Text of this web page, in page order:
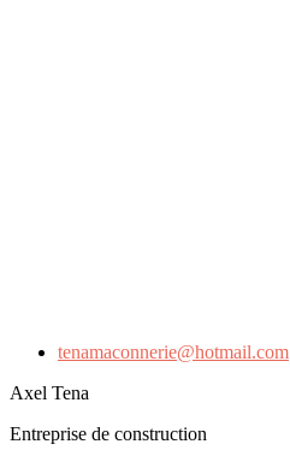
tenamaconnerie@hotmail.com
Axel Tena
Entreprise de construction